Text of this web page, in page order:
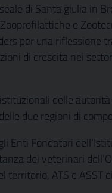
di Santa giulia in
e
per una riflessione
di crescita nei
delle
due regioni di
Enti Fondatori
dei veterinari
ATS e ASST